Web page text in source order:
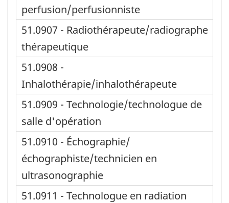
perfusion/perfusionniste
51.0907 - Radiothérapeute/radiographe
thérapeutique
51.0908 -
Inhalothérapie/inhalothérapeute
51.0909 - Technologie/technologue de
salle d'opération
51.0910 - Échographie/
échographiste/technicien en
ultrasonographie
51.0911 - Technologue en radiation